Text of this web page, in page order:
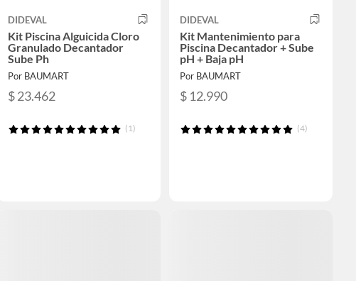
DIDEVAL
Kit Piscina Alguicida Cloro
Granulado Decantador
Sube Ph
Por BAUMART
$ 23.462
(1)
DIDEVAL
Kit Mantenimiento para
Piscina Decantador + Sube
pH + Baja pH
Por BAUMART
$ 12.990
(4)